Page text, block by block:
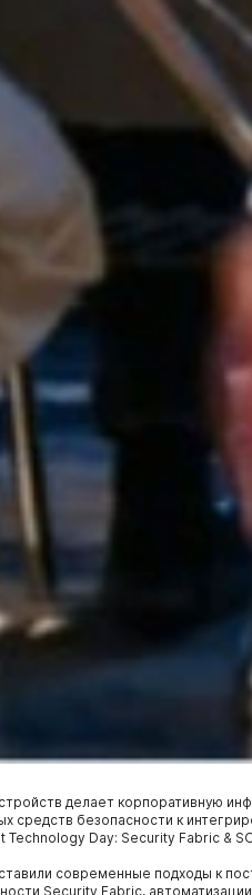
делает корпоративную
средств безопасности к
Day: Security Fabric &
современные подходы к
Security Fabric,